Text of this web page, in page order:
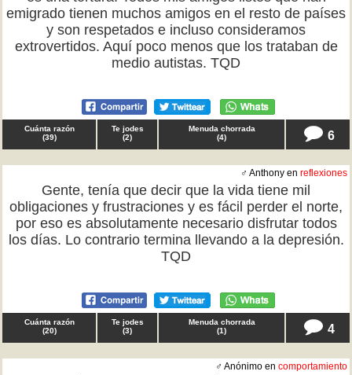
emigrado tienen muchos amigos en el resto de países
y son respetados e incluso consideramos
extrovertidos. Aquí poco menos que los trataban de
medio autistas. TQD
Cuánta razón
(39)
Te jodes
(2)
Menuda chorrada
(4) 6
♂ Anthony en reflexiones
Gente, tenía que decir que la vida tiene mil
obligaciones y frustraciones y es fácil perder el norte,
por eso es absolutamente necesario disfrutar todos
los días. Lo contrario termina llevando a la depresión.
TQD
Cuánta razón
(20)
Te jodes
(3)
Menuda chorrada
(1) 4
♂ Anónimo en comportamiento